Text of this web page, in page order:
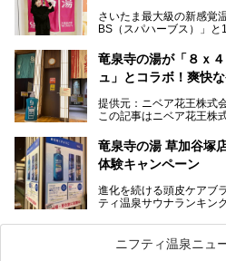
湯舞音らしいサウナにこ
ウナ"施設で、男女別のお
ど、ユニークなポイント
オープン前取材に行って
紹介しちゃいます！
さいたま最大級の新感覚
BS（スパハーブス）」と
読者モデルやインスタグ
スパ大好きの畑瀬愛さん
提供元：ニベア花王株式
この記事はニベア花王株
竜泉寺の湯が「８ｘ
ュ」とコラボ！爽快
提供元：ニベア花王株式
この記事はニベア花王株
ーーー
注目のボディウォッシュ
全国総合2位にランクイ
加谷塚店」がコラボイベ
気になるその内容をチェ
竜泉寺の湯 草加谷塚
体験キャンペーン
進化を続ける頭皮ケアブ
ティ温泉サウナランキン
ベントを開催。
早速訪問し、気になるそ
ニフティ温泉ニュ